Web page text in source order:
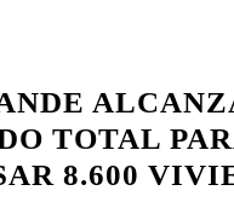
TOTAL
8.600